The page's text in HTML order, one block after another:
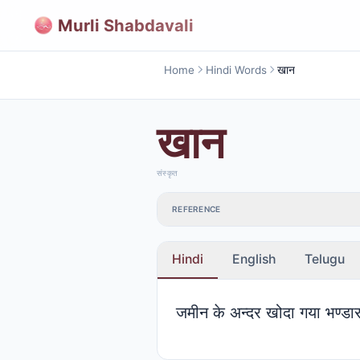
Murli Shabdavali
Home Hindi Words खान
खान
संस्कृत
REFERENCE
Hindi English Telugu
जमीन के अन्दर खोदा गया